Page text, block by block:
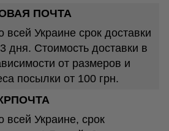
ПОЧТА
всей Украине срок доставки
дня. Стоимость доставки в
от размеров и
посылки от 100 грн.
всей Украине, срок